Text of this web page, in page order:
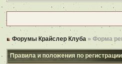
Форумы Крайслер Клуба » Форма
Правила и положения по регистрации